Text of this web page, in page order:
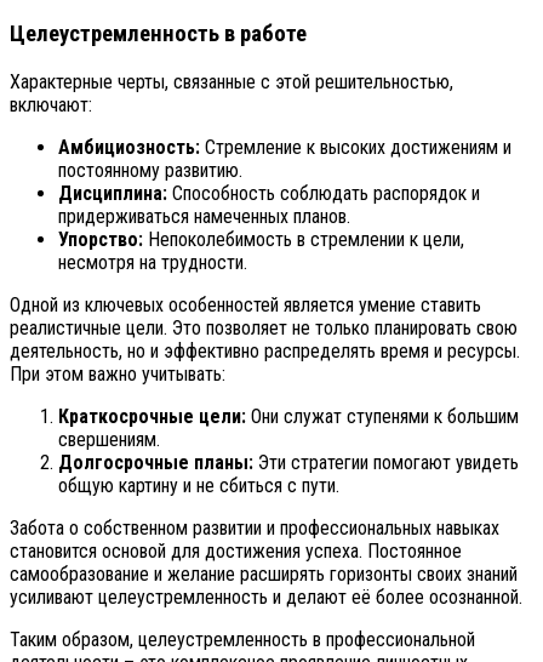
Целеустремленность в работе
Характерные черты, связанные с этой решительностью,
включают:
Амбициозность: Стремление к высоких достижениям и
постоянному развитию.
Дисциплина: Способность соблюдать распорядок и
придерживаться намеченных планов.
Упорство: Непоколебимость в стремлении к цели,
несмотря на трудности.
Одной из ключевых особенностей является умение ставить
реалистичные цели. Это позволяет не только планировать свою
деятельность, но и эффективно распределять время и ресурсы.
При этом важно учитывать:
Краткосрочные цели: Они служат ступенями к большим
свершениям.
Долгосрочные планы: Эти стратегии помогают увидеть
общую картину и не сбиться с пути.
Забота о собственном развитии и профессиональных навыках
становится основой для достижения успеха. Постоянное
самообразование и желание расширять горизонты своих знаний
усиливают целеустремленность и делают её более осознанной.
Таким образом, целеустремленность в профессиональной